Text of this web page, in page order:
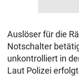
Auslöser für die
Notschalter
unkontrolliert in
Laut Polizei